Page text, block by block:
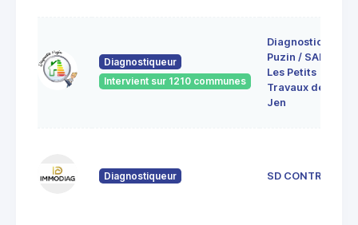
Diagnostiqueur
Intervient sur 1210 communes
Diagnostic
Puzin / SARL
Les Petits
Travaux de
Jen
Diagnostiqueur SD CONTROL